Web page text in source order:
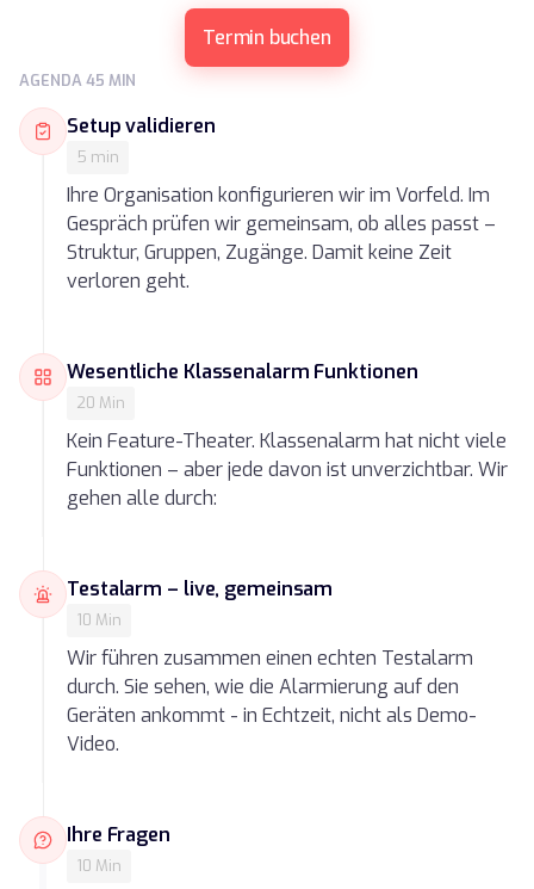
Termin buchen
AGENDA 45 MIN
Setup validieren
5 min
Ihre Organisation konfigurieren wir im Vorfeld. Im
Gespräch prüfen wir gemeinsam, ob alles passt –
Struktur, Gruppen, Zugänge. Damit keine Zeit
verloren geht.
Wesentliche Klassenalarm Funktionen
20 Min
Kein Feature-Theater. Klassenalarm hat nicht viele
Funktionen – aber jede davon ist unverzichtbar. Wir
gehen alle durch:
Testalarm – live, gemeinsam
10 Min
Wir führen zusammen einen echten Testalarm
durch. Sie sehen, wie die Alarmierung auf den
Geräten ankommt - in Echtzeit, nicht als Demo-
Video.
Ihre Fragen
10 Min